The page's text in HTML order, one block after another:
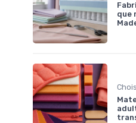
que